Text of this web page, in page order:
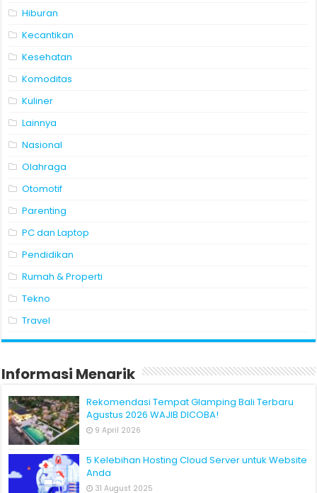
Hiburan
Kecantikan
Kesehatan
Komoditas
Kuliner
Lainnya
Nasional
Olahraga
Otomotif
Parenting
PC dan Laptop
Pendidikan
Rumah & Properti
Tekno
Travel
Informasi Menarik
Rekomendasi Tempat Glamping Bali Terbaru
Agustus 2026 WAJIB DICOBA!
9 April 2026
5 Kelebihan Hosting Cloud Server untuk Website
Anda
31 August 2025